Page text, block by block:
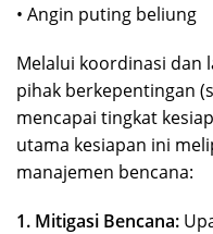
• Angin puting beliung
Melalui koordinasi dan
pihak berkepentingan
mencapai tingkat
utama kesiapan ini
manajemen bencana:
1. Mitigasi Bencana: